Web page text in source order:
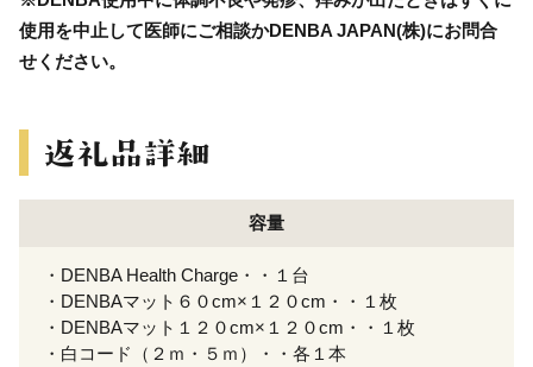
使用を中止して医師にご相談かDENBA JAPAN(株)にお問合
せください。
容量
・DENBA Health Charge・・１台
・DENBAマット６０cm×１２０cm・・１枚
・DENBAマット１２０cm×１２０cm・・１枚
・白コード（２ｍ・５ｍ）・・各１本